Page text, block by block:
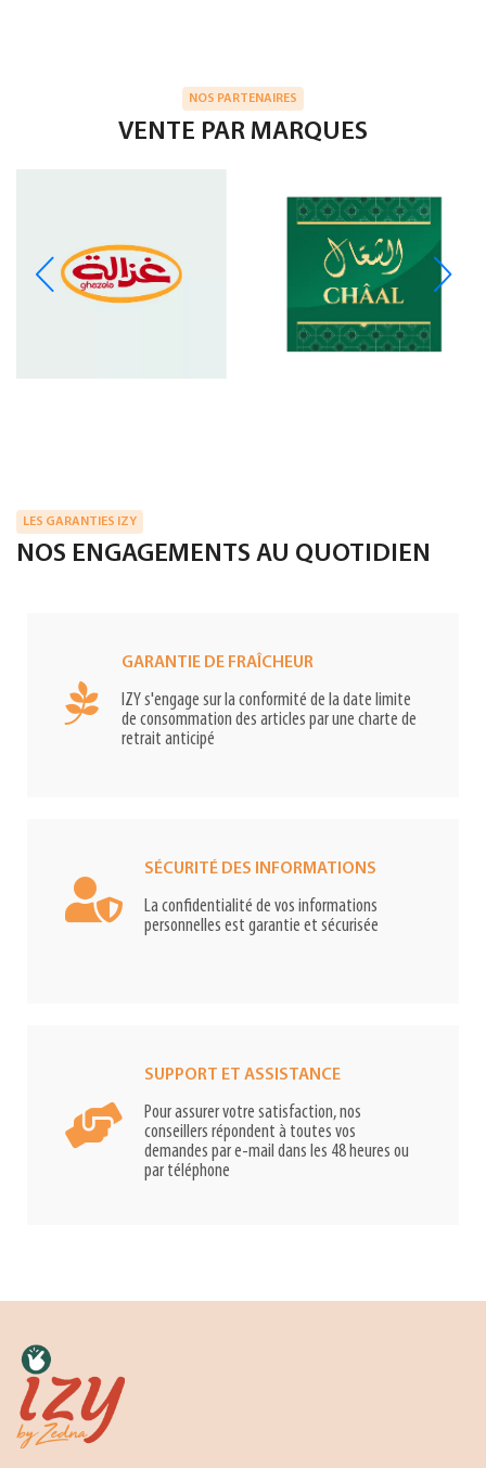
NOS PARTENAIRES
VENTE PAR MARQUES
LES GARANTIES IZY
NOS ENGAGEMENTS AU QUOTIDIEN
GARANTIE DE FRAÎCHEUR
IZY s'engage sur la conformité de la date limite
de consommation des articles par une charte de
retrait anticipé
SÉCURITÉ DES INFORMATIONS
La confidentialité de vos informations
personnelles est garantie et sécurisée
SUPPORT ET ASSISTANCE
Pour assurer votre satisfaction, nos
conseillers répondent à toutes vos
demandes par e-mail dans les 48 heures ou
par téléphone